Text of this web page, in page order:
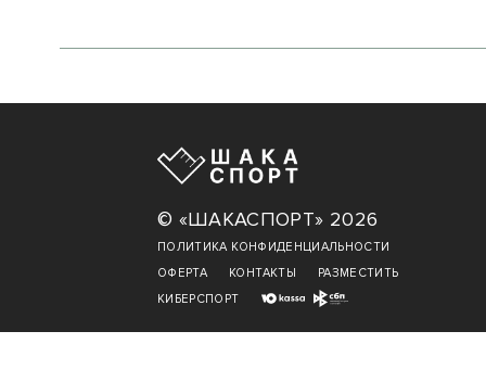
© «ШАКАСПОРТ» 2026
ПОЛИТИКА КОНФИДЕНЦИАЛЬНОСТИ
ОФЕРТА
КОНТАКТЫ
РАЗМЕСТИТЬ
КИБЕРСПОРТ